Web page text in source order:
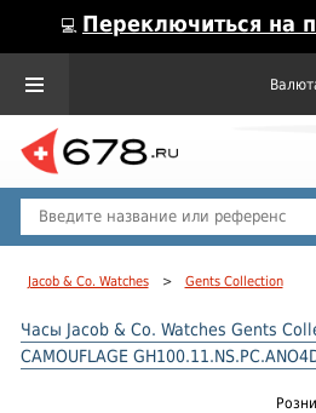
💻 Переключиться на
Jacob & Co. Watches > Gents Collection
Часы Jacob & Co. Watches Gents
CAMOUFLAGE